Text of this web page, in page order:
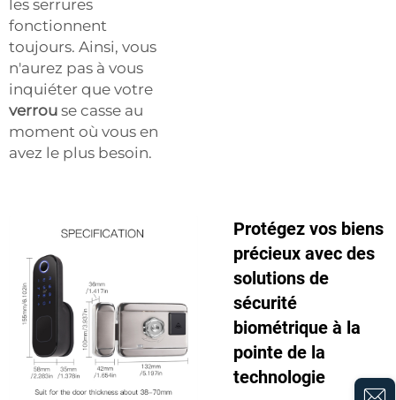
les serrures
fonctionnent
toujours. Ainsi, vous
n'aurez pas à vous
inquiéter que votre
verrou se casse au
moment où vous en
avez le plus besoin.
Protégez vos biens
précieux avec des
solutions de
sécurité
biométrique à la
pointe de la
technologie